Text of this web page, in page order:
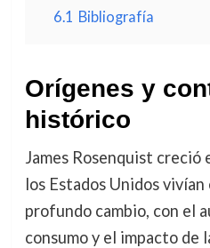
6.1 Bibliografía
Orígenes y
histórico
James Rosenquist creció
los Estados Unidos
profundo cambio, con el
consumo y el impacto de